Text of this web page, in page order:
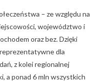
– ze względu na
województwo i
oraz bez. Dzięki
dla
z kolei regionalnej
a ponad 6 mln wszystkich